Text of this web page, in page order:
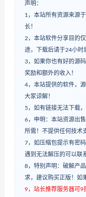
声明：
1，本站所有资源来源
长！
2，本站软件分享目的
途，下载后请于24小时
3，如果你也有好的源
奖励和额外的收入！
4，本站提供的软件，
大家谅解！
5，如有链接无法下载
6，申明：本站资源出
所需！不提供任何技术
7，如压缩包提示有密码
遇到无法解压的可以联
8，特别声明：破解产
求，建议购买正版！如
9，站长推荐服务器可